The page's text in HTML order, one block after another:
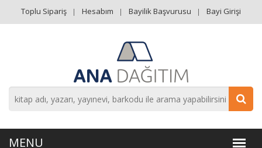
Toplu Sipariş Hesabım Bayilik Başvurusu Bayi Girişi